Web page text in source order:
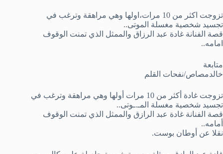
تزوجت اكثر من 10 مرات،اولها وهي مراهقة وترغب في
تجسيد شخصية مغسلة الموتى..
قصة الفنانة غادة عبد الرزاق والممثل الذي تمنت الوقوف
امامه..
متابعة
خالدمصاص/نفحات القلم
تزوجت غادة أكثر من 10 مرات أولها وهي مراهقة وترغب في
تجسيد شخصية مغسلة المـ.ـوتى..
قصة الفنانة غادة عبد الرازق والممثل الذي تمنت الوقوف
أمامه..
نقلا عن أوطان بوست.